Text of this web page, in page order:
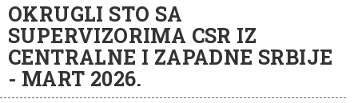
OKRUGLI STO SA
SUPERVIZORIMA CSR IZ
CENTRALNE I ZAPADNE SRBIJE
- MART 2026.